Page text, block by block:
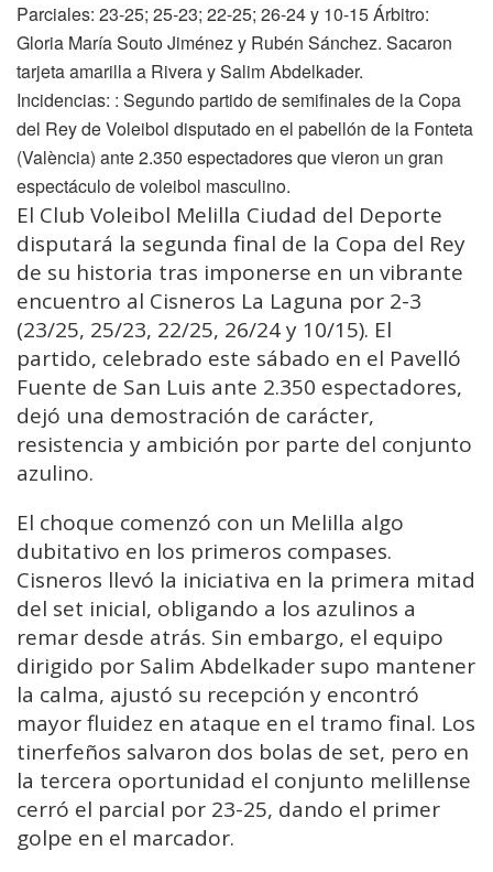
Parciales: 23-25; 25-23; 22-25; 26-24 y 10-15 Árbitro:
Gloria María Souto Jiménez y Rubén Sánchez. Sacaron
tarjeta amarilla a Rivera y Salim Abdelkader.
Incidencias: : Segundo partido de semifinales de la Copa
del Rey de Voleibol disputado en el pabellón de la Fonteta
(València) ante 2.350 espectadores que vieron un gran
espectáculo de voleibol masculino.
El Club Voleibol Melilla Ciudad del Deporte
disputará la segunda final de la Copa del Rey
de su historia tras imponerse en un vibrante
encuentro al Cisneros La Laguna por 2-3
(23/25, 25/23, 22/25, 26/24 y 10/15). El
partido, celebrado este sábado en el Pavelló
Fuente de San Luis ante 2.350 espectadores,
dejó una demostración de carácter,
resistencia y ambición por parte del conjunto
azulino.
El choque comenzó con un Melilla algo
dubitativo en los primeros compases.
Cisneros llevó la iniciativa en la primera mitad
del set inicial, obligando a los azulinos a
remar desde atrás. Sin embargo, el equipo
dirigido por Salim Abdelkader supo mantener
la calma, ajustó su recepción y encontró
mayor fluidez en ataque en el tramo final. Los
tinerfeños salvaron dos bolas de set, pero en
la tercera oportunidad el conjunto melillense
cerró el parcial por 23-25, dando el primer
golpe en el marcador.